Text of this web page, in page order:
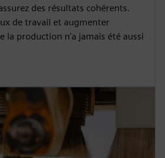
des résultats cohérents.
de travail et augmenter
la production n'a jamais été aussi